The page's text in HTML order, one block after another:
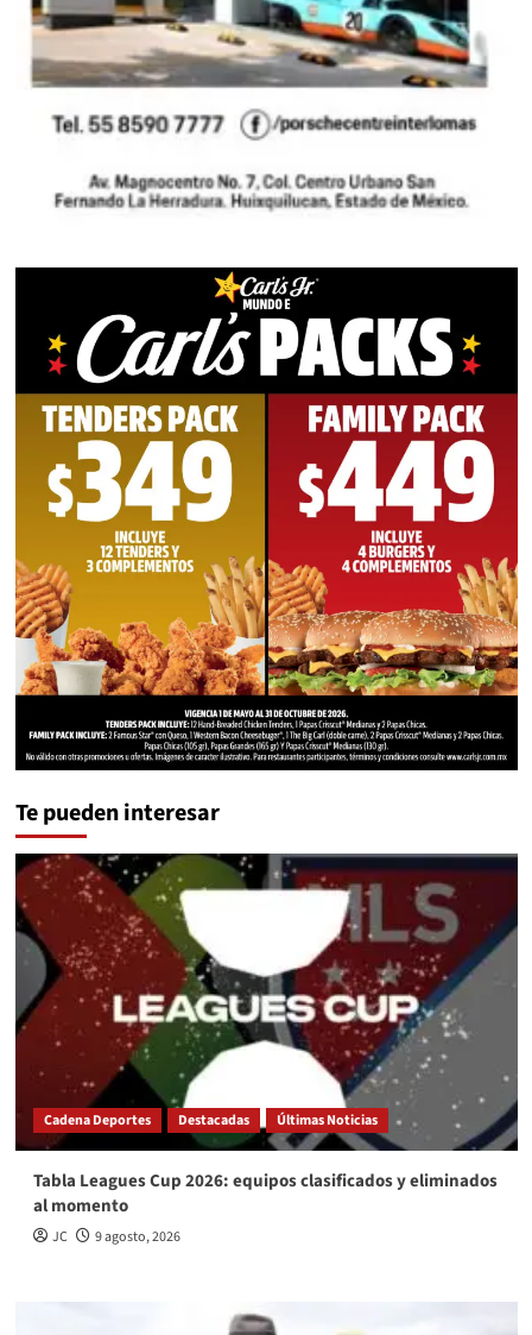
Te pueden interesar
Cadena Deportes Destacadas Últimas Noticias
Tabla Leagues Cup 2026: equipos clasificados y eliminados
al momento
JC 9 agosto, 2026